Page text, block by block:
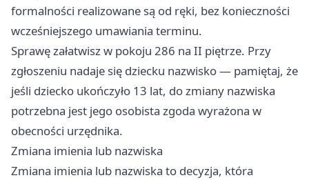
formalności realizowane są od ręki, bez konieczności
wcześniejszego umawiania terminu.
Sprawę załatwisz w pokoju 286 na II piętrze. Przy
zgłoszeniu nadaje się dziecku nazwisko — pamiętaj, że
jeśli dziecko ukończyło 13 lat, do zmiany nazwiska
potrzebna jest jego osobista zgoda wyrażona w
obecności urzędnika.
Zmiana imienia lub nazwiska
Zmiana imienia lub nazwiska to decyzja, która